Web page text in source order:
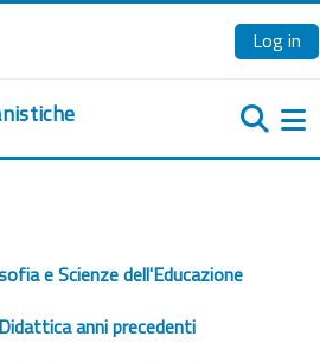
Log in
e Scienze dell'Educazione
Didattica anni precedenti